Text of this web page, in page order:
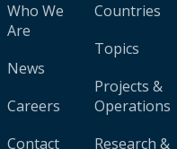
Who We
Are
News
Careers
Contact
Countries
Topics
Projects &
Operations
Research &